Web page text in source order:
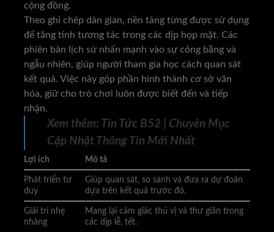
cộng đồng.
Theo ghi chép dân gian, nền tảng từng được sử dụng
để tăng tính tương tác trong các dịp họp mặt. Các
phiên bản lịch sử nhấn mạnh vào sự công bằng và
ngẫu nhiên, giúp người tham gia học cách quan sát
kết quả. Việc này góp phần hình thành cơ sở văn
hóa, giữ cho trò chơi luôn được biết đến và tiếp
nhận.
Xem thêm: Tin Tức B52 | Chuyên Mục
Cập Nhật Thông Tin Mới Nhất
Lợi ích Mô tả
Phát triển tư
duy
Giúp quan sát, so sánh và đưa ra dự đoán
dựa trên kết quả trước đó.
Giải trí nhẹ
nhàng
Mang lại cảm giác thú vị và thư giãn trong
các dịp lễ, tết.